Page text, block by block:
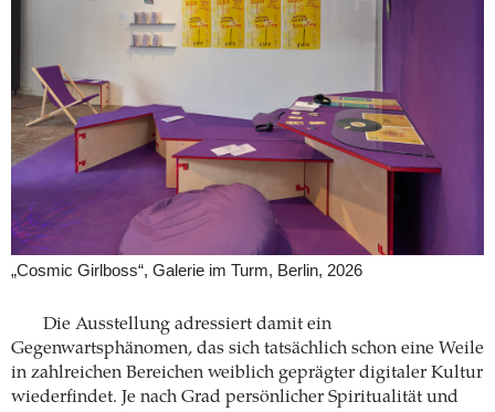
„Cosmic Girlboss“, Galerie im Turm, Berlin, 2026
Die Ausstellung adressiert damit ein
Gegenwartsphänomen, das sich tatsächlich schon eine Weile
in zahlreichen Bereichen weiblich geprägter digitaler Kultur
wiederfindet. Je nach Grad persönlicher Spiritualität und